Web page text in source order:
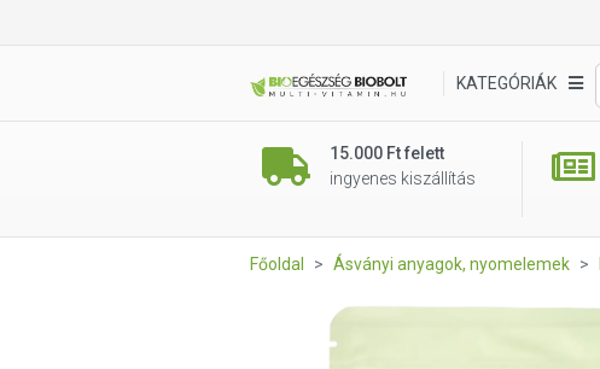
KATEGÓRIÁK
15.000 Ft felett
ingyenes kiszállítás
Főoldal Ásványi anyagok, nyomelemek